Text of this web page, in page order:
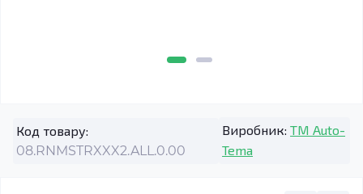
Код товару:
08.RNMSTRXXX2.ALL.0.00
Виробник: TM Auto-
Tema